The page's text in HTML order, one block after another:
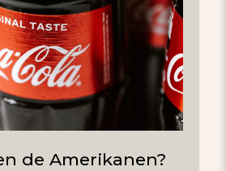
de Amerikanen?